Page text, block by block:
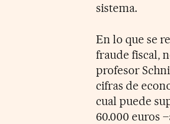
sistema.
En lo que se
fraude fiscal,
profesor
cifras de
cual puede
60.000 euros